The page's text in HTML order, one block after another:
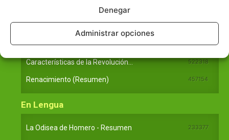
Denegar
Administrar opciones
En Historia
Las principales características... 525533
Características de la Revolución... 522318
Renacimiento (Resumen) 457154
En Lengua
La Odisea de Homero - Resumen 233377